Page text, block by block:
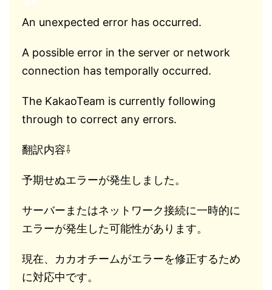
An unexpected error has occurred.
A possible error in the server or network
connection has temporally occurred.
The KakaoTeam is currently following
through to correct any errors.
翻訳内容⇩
予期せぬエラーが発生しました。
サーバーまたはネットワーク接続に一時的に
エラーが発生した可能性があります。
現在、カカオチームがエラーを修正するため
に対応中です。